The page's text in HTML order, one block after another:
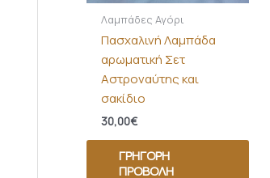
Λαμπάδες Αγόρι
Πασχαλινή Λαμπάδα
αρωματική Σετ
Αστροναύτης και
σακίδιο
30,00€
ΓΡΉΓΟΡΗ
ΠΡΟΒΟΛΉ